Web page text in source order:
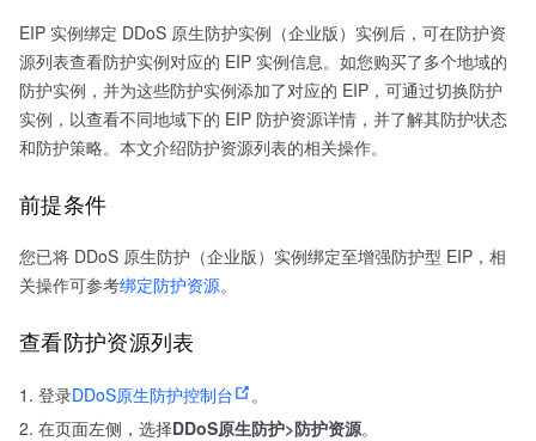
EIP 实例绑定 DDoS 原生防护实例（企业版）实例后，可在防护资
源列表查看防护实例对应的 EIP 实例信息。如您购买了多个地域的
防护实例，并为这些防护实例添加了对应的 EIP，可通过切换防护
实例，以查看不同地域下的 EIP 防护资源详情，并了解其防护状态
和防护策略。本文介绍防护资源列表的相关操作。
前提条件
您已将 DDoS 原生防护（企业版）实例绑定至增强防护型 EIP，相
关操作可参考绑定防护资源。
查看防护资源列表
登录DDoS原生防护控制台
。
在页面左侧，选择DDoS原生防护>防护资源。